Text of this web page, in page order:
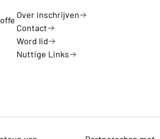
Over inschrijven
Contact
Word lid
Nuttige Links